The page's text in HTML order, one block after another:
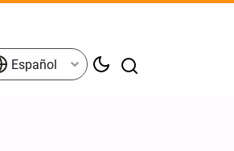
Español